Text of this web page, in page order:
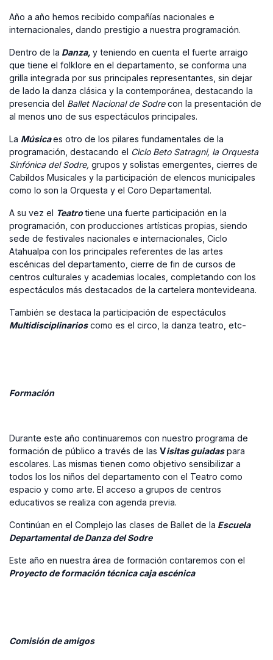
Año a año hemos recibido compañías nacionales e
internacionales, dando prestigio a nuestra programación.
Dentro de la Danza, y teniendo en cuenta el fuerte arraigo
que tiene el folklore en el departamento, se conforma una
grilla integrada por sus principales representantes, sin dejar
de lado la danza clásica y la contemporánea, destacando la
presencia del Ballet Nacional de Sodrecon la presentación de
al menos uno de sus espectáculos principales.
La Músicaes otro de los pilares fundamentales de la
programación, destacando el Ciclo Beto Satragni, la Orquesta
Sinfónica del Sodre, grupos y solistas emergentes, cierres de
Cabildos Musicales y la participación de elencos municipales
como lo son la Orquesta y el Coro Departamental.
A su vez el Teatrotiene una fuerte participación en la
programación, con producciones artísticas propias, siendo
sede de festivales nacionales e internacionales, Ciclo
Atahualpa con los principales referentes de las artes
escénicas del departamento, cierre de fin de cursos de
centros culturales y academias locales, completando con los
espectáculos más destacados de la cartelera montevideana.
También se destaca la participación de espectáculos
Multidisciplinarioscomo es el circo, la danza teatro, etc-
Formación
Durante este año continuaremos con nuestro programa de
formación de público a través de las Visitas guiadas para
escolares. Las mismas tienen como objetivo sensibilizar a
todos los los niños del departamento con el Teatro como
espacio y como arte. El acceso a grupos de centros
educativos se realiza con agenda previa.
Continúan en el Complejo las clases de Ballet de la Escuela
Departamental de Danza del Sodre
Este año en nuestra área de formación contaremos con el
Proyecto de formación técnica caja escénica
Comisión de amigos